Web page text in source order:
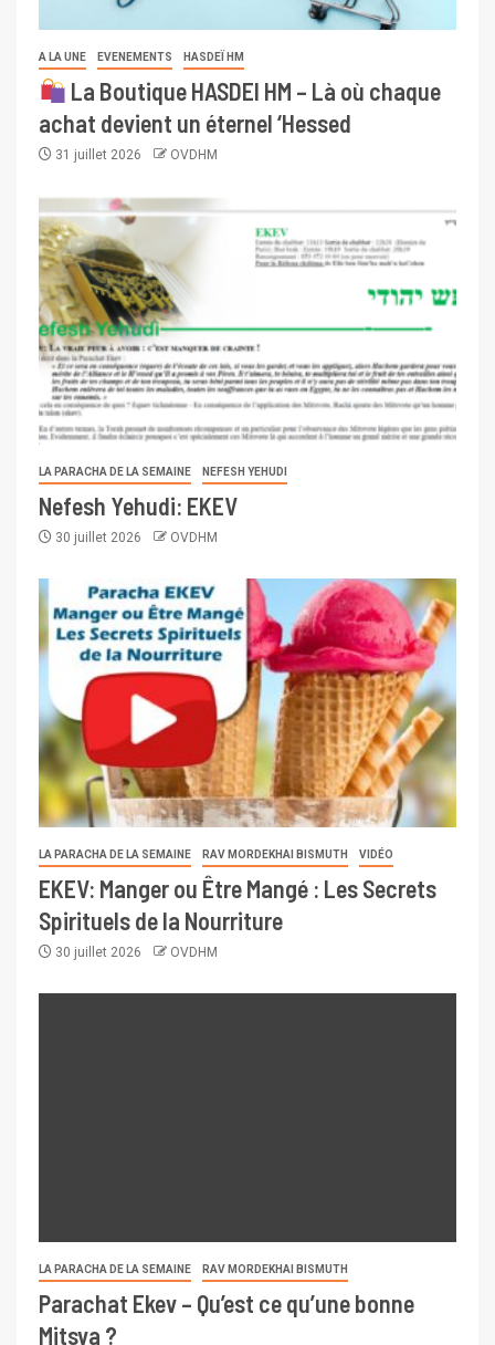
A LA UNE EVENEMENTS HASDEÏ HM
La Boutique HASDEI HM – Là où chaque
achat devient un éternel ‘Hessed
31 juillet 2026 OVDHM
LA PARACHA DE LA SEMAINE NEFESH YEHUDI
Nefesh Yehudi: EKEV
30 juillet 2026 OVDHM
LA PARACHA DE LA SEMAINE RAV MORDEKHAI BISMUTH VIDÉO
EKEV: Manger ou Être Mangé : Les Secrets
Spirituels de la Nourriture
30 juillet 2026 OVDHM
LA PARACHA DE LA SEMAINE RAV MORDEKHAI BISMUTH
Parachat Ekev – Qu’est ce qu’une bonne
Mitsva ?